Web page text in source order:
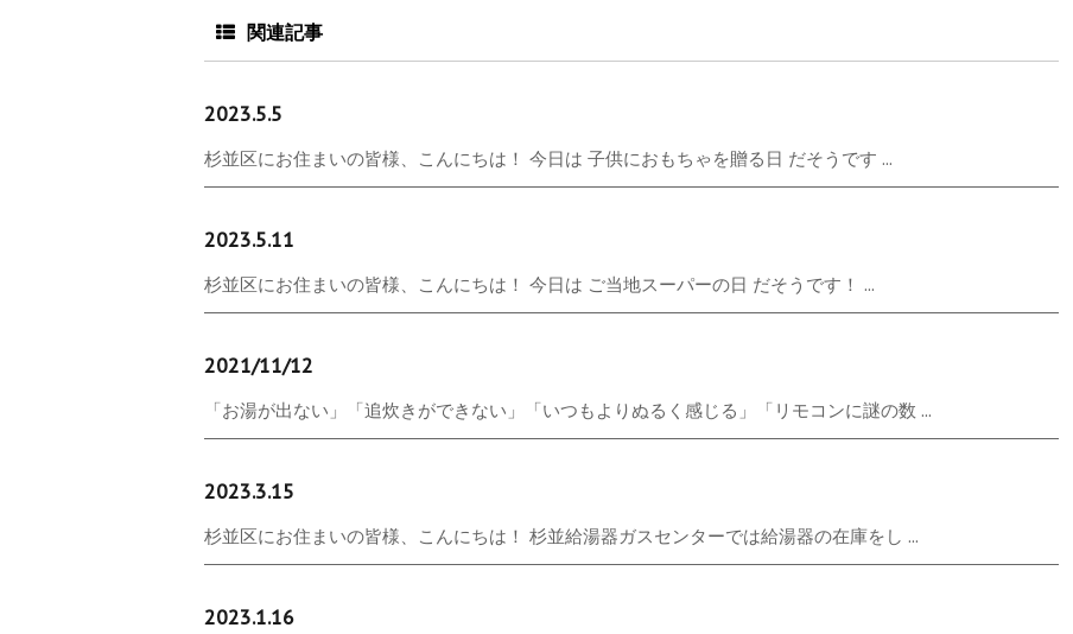
関連記事
2023.5.5
杉並区にお住まいの皆様、こんにちは！ 今日は 子供におもちゃを贈る日 だそうです ...
2023.5.11
杉並区にお住まいの皆様、こんにちは！ 今日は ご当地スーパーの日 だそうです！ ...
2021/11/12
「お湯が出ない」「追炊きができない」「いつもよりぬるく感じる」「リモコンに謎の数 ...
2023.3.15
杉並区にお住まいの皆様、こんにちは！ 杉並給湯器ガスセンターでは給湯器の在庫をし ...
2023.1.16